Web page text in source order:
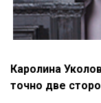
Каролина
точно две